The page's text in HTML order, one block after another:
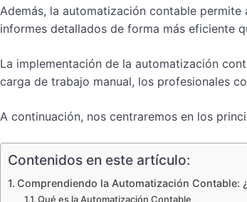
Además, la automatización contable
informes detallados de forma más eficiente
La implementación de la automatización
carga de trabajo manual, los profesionales
A continuación, nos centraremos en los
Contenidos en este artículo:
Comprendiendo la Automatización Contable:
Qué es la Automatización Contable